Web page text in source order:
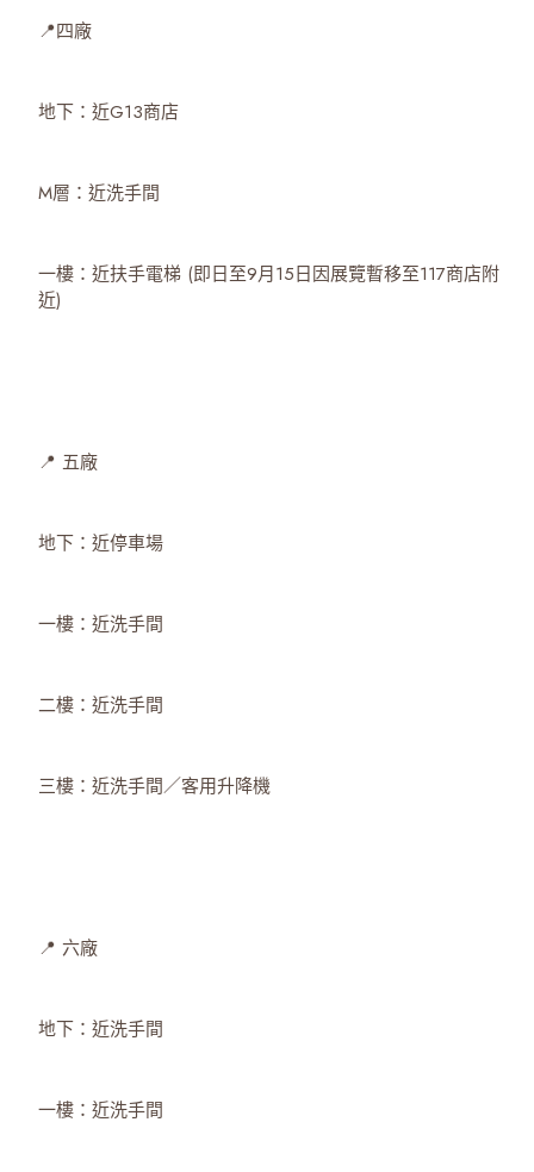
📍四廠
地下：近G13商店
M層：近洗手間
一樓：近扶手電梯 (即日至9月15日因展覽暫移至117商店附
近)
📍 五廠
地下：近停車場
一樓：近洗手間
二樓：近洗手間
三樓：近洗手間／客用升降機
📍 六廠
地下：近洗手間
一樓：近洗手間